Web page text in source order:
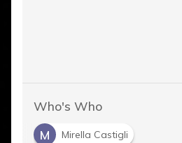
Who's Who
M
Mirella Castigli